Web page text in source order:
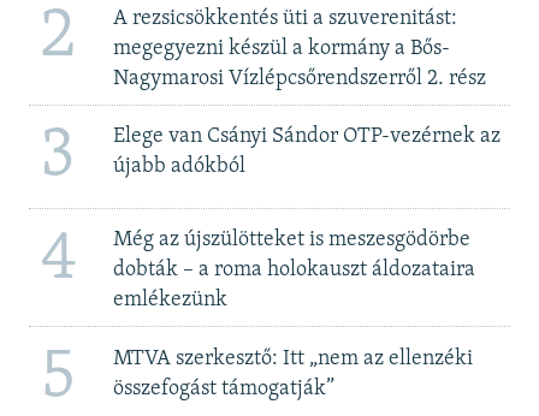
2
A rezsicsökkentés üti a szuverenitást:
megegyezni készül a kormány a Bős-
Nagymarosi Vízlépcsőrendszerről 2. rész
3
Elege van Csányi Sándor OTP-vezérnek az
újabb adókból
4
Még az újszülötteket is meszesgödörbe
dobták – a roma holokauszt áldozataira
emlékezünk
5
MTVA szerkesztő: Itt „nem az ellenzéki
összefogást támogatják”